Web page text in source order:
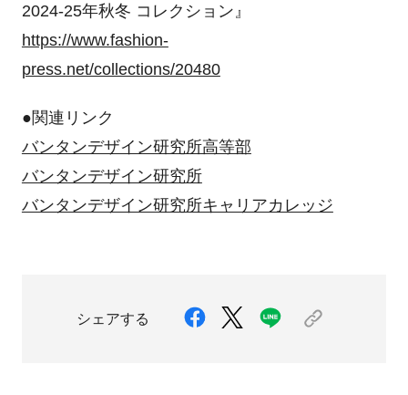
2024-25年秋冬 コレクション』
https://www.fashion-
press.net/collections/20480
●関連リンク
バンタンデザイン研究所高等部
バンタンデザイン研究所
バンタンデザイン研究所キャリアカレッジ
シェアする